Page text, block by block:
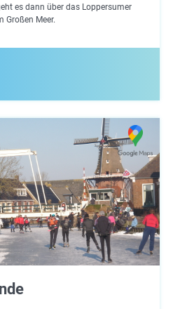
es dann über das Loppersumer
Großen Meer.